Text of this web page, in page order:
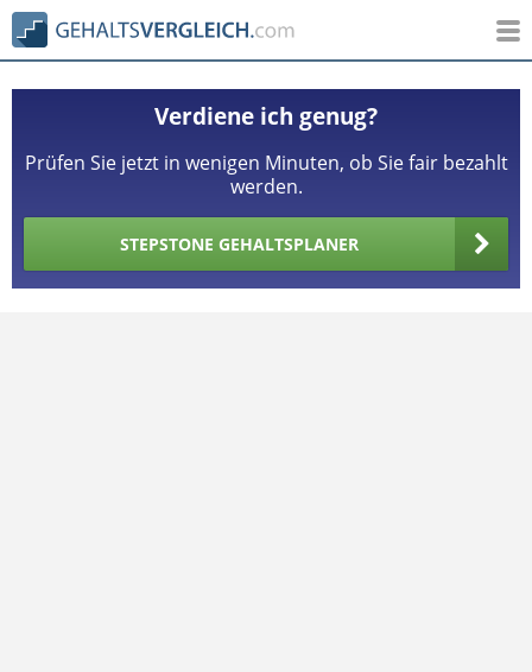
Verdiene ich genug?
Prüfen Sie jetzt in wenigen Minuten, ob Sie fair bezahlt
werden.
STEPSTONE GEHALTSPLANER